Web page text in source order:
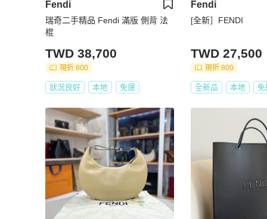
Fendi
瑞奇二手精品 Fendi 滿版 側背 法
棍
TWD 38,700
現折 800
狀況良好 本地 免運
Fendi
[全新］FENDI
TWD 27,500
現折 800
全新品 本地 免